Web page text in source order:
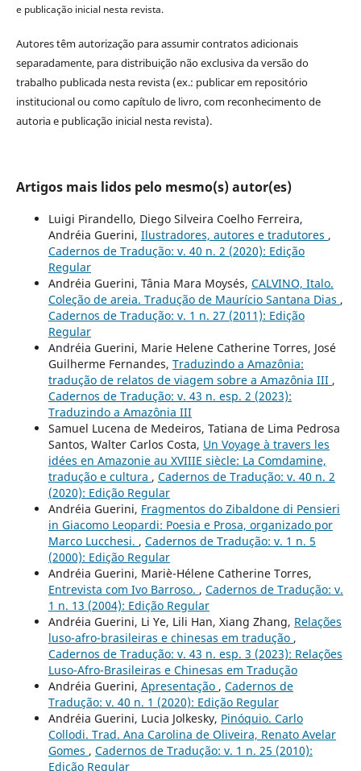
e publicação inicial nesta revista.
Autores têm autorização para assumir contratos adicionais
separadamente, para distribuição não exclusiva da versão do
trabalho publicada nesta revista (ex.: publicar em repositório
institucional ou como capítulo de livro, com reconhecimento de
autoria e publicação inicial nesta revista).
Artigos mais lidos pelo mesmo(s) autor(es)
Luigi Pirandello, Diego Silveira Coelho Ferreira,
Andréia Guerini, Ilustradores, autores e tradutores ,
Cadernos de Tradução: v. 40 n. 2 (2020): Edição
Regular
Andréia Guerini, Tânia Mara Moysés, CALVINO, Italo.
Coleção de areia. Tradução de Maurício Santana Dias ,
Cadernos de Tradução: v. 1 n. 27 (2011): Edição
Regular
Andréia Guerini, Marie Helene Catherine Torres, José
Guilherme Fernandes, Traduzindo a Amazônia:
tradução de relatos de viagem sobre a Amazônia III ,
Cadernos de Tradução: v. 43 n. esp. 2 (2023):
Traduzindo a Amazônia III
Samuel Lucena de Medeiros, Tatiana de Lima Pedrosa
Santos, Walter Carlos Costa, Un Voyage à travers les
idées en Amazonie au XVIIIE siècle: La Comdamine,
tradução e cultura , Cadernos de Tradução: v. 40 n. 2
(2020): Edição Regular
Andréia Guerini, Fragmentos do Zibaldone di Pensieri
in Giacomo Leopardi: Poesia e Prosa, organizado por
Marco Lucchesi. , Cadernos de Tradução: v. 1 n. 5
(2000): Edição Regular
Andréia Guerini, Mariè-Hélene Catherine Torres,
Entrevista com Ivo Barroso. , Cadernos de Tradução: v.
1 n. 13 (2004): Edição Regular
Andréia Guerini, Li Ye, Lili Han, Xiang Zhang, Relações
luso-afro-brasileiras e chinesas em tradução ,
Cadernos de Tradução: v. 43 n. esp. 3 (2023): Relações
Luso-Afro-Brasileiras e Chinesas em Tradução
Andréia Guerini, Apresentação , Cadernos de
Tradução: v. 40 n. 1 (2020): Edição Regular
Andréia Guerini, Lucia Jolkesky, Pinóquio. Carlo
Collodi. Trad. Ana Carolina de Oliveira, Renato Avelar
Gomes , Cadernos de Tradução: v. 1 n. 25 (2010):
Edição Regular